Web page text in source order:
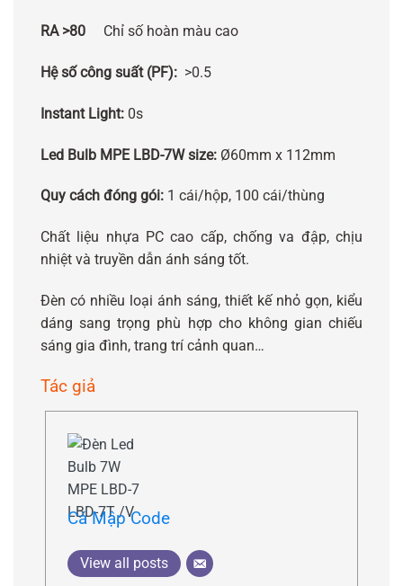
RA >80 Chỉ số hoàn màu cao
Hệ số công suất (PF): >0.5
Instant Light: 0s
Led Bulb MPE LBD-7W size: Ø60mm x 112mm
Quy cách đóng gói: 1 cái/hộp, 100 cái/thùng
Chất liệu nhựa PC cao cấp, chống va đập, chịu
nhiệt và truyền dẫn ánh sáng tốt.
Đèn có nhiều loại ánh sáng, thiết kế nhỏ gọn, kiểu
dáng sang trọng phù hợp cho không gian chiếu
sáng gia đình, trang trí cảnh quan…
Tác giả
Cá Mập Code
View all posts